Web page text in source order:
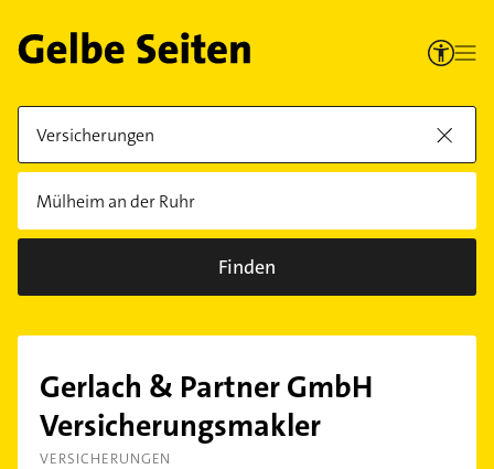
Finden
Gerlach & Partner GmbH
Versicherungsmakler
VERSICHERUNGEN